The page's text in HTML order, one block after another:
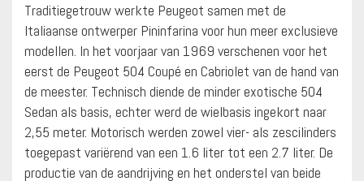
Traditiegetrouw werkte Peugeot samen met de
Italiaanse ontwerper Pininfarina voor hun meer exclusieve
modellen. In het voorjaar van 1969 verschenen voor het
eerst de Peugeot 504 Coupé en Cabriolet van de hand van
de meester. Technisch diende de minder exotische 504
Sedan als basis, echter werd de wielbasis ingekort naar
2,55 meter. Motorisch werden zowel vier- als zescilinders
toegepast variërend van een 1.6 liter tot een 2.7 liter. De
productie van de aandrijving en het onderstel van beide